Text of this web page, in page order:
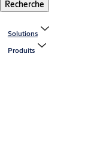
Recherche
Solutions
Produits